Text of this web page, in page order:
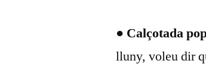
● Calçotada
lluny, voleu dir